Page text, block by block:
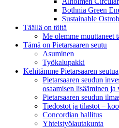
Bothnia Green
Sustainable
Täällä on töitä
Me olemme muuttaneet
Tämä on Pietarsaaren seutu
Asuminen
Työkalupakki
Kehitämme Pietarsaaren seutua
Pietarsaaren seudun
osaamisen lisääminen
Pietarsaaren seudun
Tiedostot ja tilastot –
Concordian hallitus
Yhteistyölautakunta